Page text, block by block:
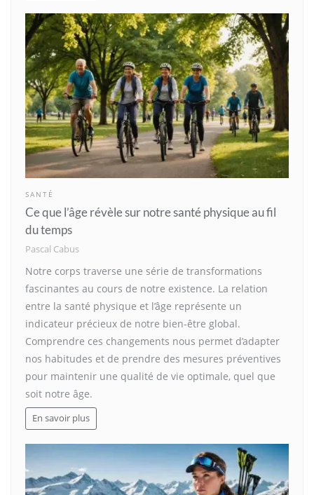
SANTÉ
Ce que l’âge révèle sur notre santé physique au fil
du temps
Pascal Cabus
Notre corps traverse une série de transformations
fascinantes au cours de notre existence. La relation
entre la santé physique et l’âge représente un
indicateur précieux de notre bien-être global.
Comprendre ces changements nous permet d’adapter
nos habitudes et de prendre des mesures préventives
pour maintenir une qualité de vie optimale, quel que
soit notre âge.
En savoir plus